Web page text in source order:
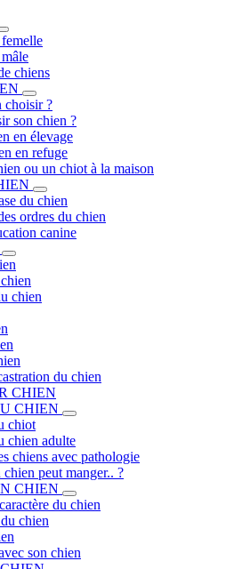
chiens
choisir ?
son chien ?
en élevage
en refuge
ou un chiot à la maison
du chien
ordres du chien
canine
chien
du chien
CHIEN
CHIEN
chiot
chien adulte
chiens avec pathologie
peut manger.. ?
CHIEN
du chien
chien
son chien